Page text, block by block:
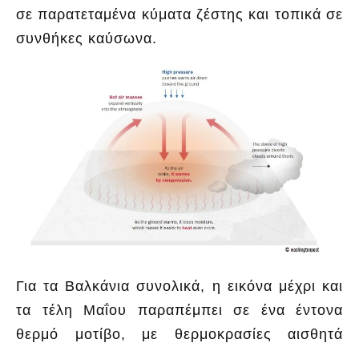
σε παρατεταμένα κύματα ζέστης και τοπικά σε
συνθήκες καύσωνα.
Για τα Βαλκάνια συνολικά, η εικόνα μέχρι και
τα τέλη Μαΐου παραπέμπει σε ένα έντονα
θερμό μοτίβο, με θερμοκρασίες αισθητά